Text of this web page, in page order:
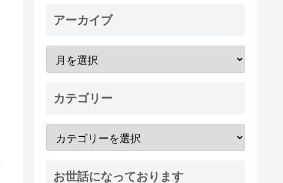
アーカイブ
カテゴリー
お世話になっております